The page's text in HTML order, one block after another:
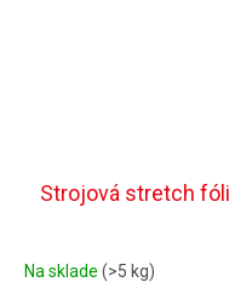
Strojová stretch
Na sklade (>5 kg)